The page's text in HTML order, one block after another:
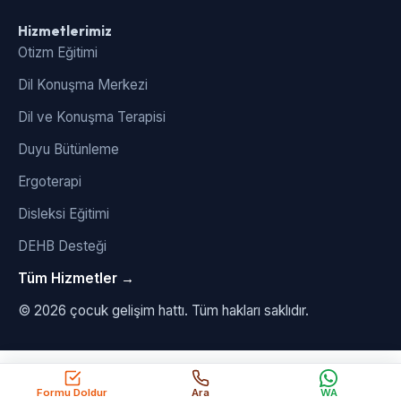
Formu Doldur Ara WA
Hizmetlerimiz
Otizm Eğitimi
Dil Konuşma Merkezi
Dil ve Konuşma Terapisi
Duyu Bütünleme
Ergoterapi
Disleksi Eğitimi
DEHB Desteği
Tüm Hizmetler →
© 2026 çocuk gelişim hattı. Tüm hakları saklıdır.